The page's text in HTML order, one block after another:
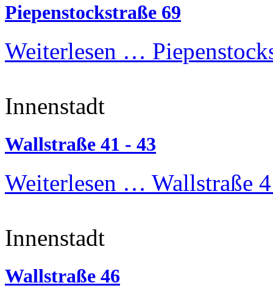
Piepenstockstraße 69
Weiterlesen …
Innenstadt
Wallstraße 41 - 43
Weiterlesen … Wallstraße
Innenstadt
Wallstraße 46